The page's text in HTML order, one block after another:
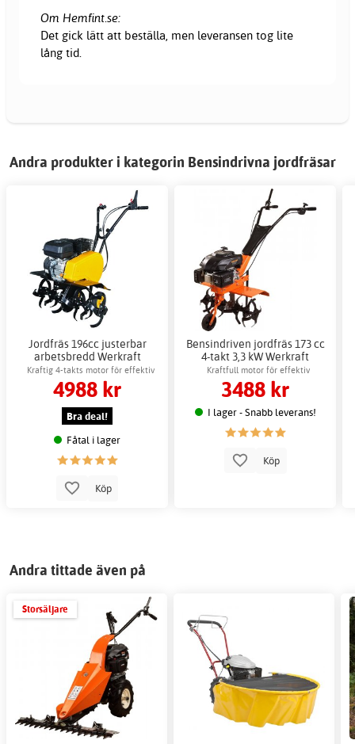
Om Hemfint.se:
Det gick lätt att beställa, men leveransen tog lite
lång tid.
Andra produkter i kategorin Bensindrivna jordfräsar
Jordfräs 196cc justerbar
arbetsbredd Werkraft
bensindriven
Kraftig 4-takts motor för effektiv
jordbearbetning
4988 kr
Bra deal!
Fåtal i lager
Köp
Bensindriven jordfräs 173 cc
4-takt 3,3 kW Werkraft
Kraftfull motor för effektiv
jordbearbetning
3488 kr
I lager - Snabb leverans!
Köp
Andra tittade även på
Storsäljare